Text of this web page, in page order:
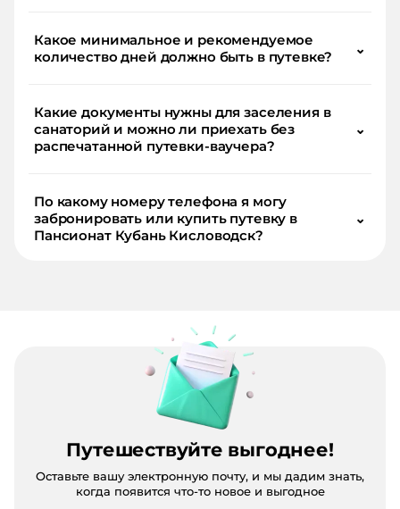
Какое минимальное и рекомендуемое
количество дней должно быть в путевке?
⌄
Какие документы нужны для заселения в
санаторий и можно ли приехать без
распечатанной путевки-ваучера?
⌄
По какому номеру телефона я могу
забронировать или купить путевку в
Пансионат Кубань Кисловодск?
⌄
Путешествуйте выгоднее!
Оставьте вашу электронную почту, и мы дадим знать,
когда появится что-то новое и выгодное